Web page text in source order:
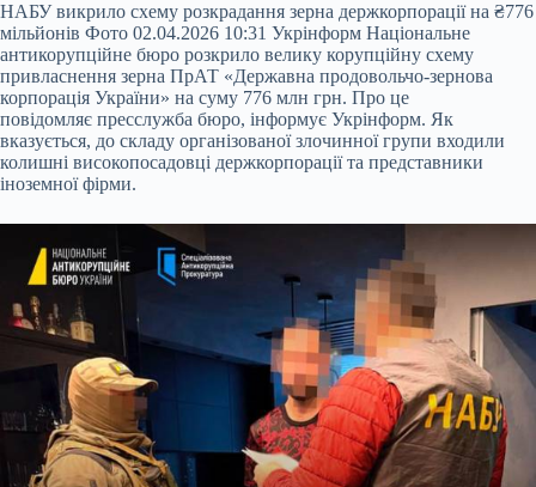
НАБУ викрило схему розкрадання зерна держкорпорації на ₴776
мільйонів Фото 02.04.2026 10:31 Укрінформ Національне
антикорупційне бюро розкрило велику корупційну схему
привласнення зерна ПрАТ «Державна продовольчо-зернова
корпорація України» на суму 776 млн грн. Про це
повідомляє пресслужба бюро, інформує Укрінформ. Як
вказується, до складу організованої злочинної групи входили
колишні високопосадовці держкорпорації та представники
іноземної фірми.